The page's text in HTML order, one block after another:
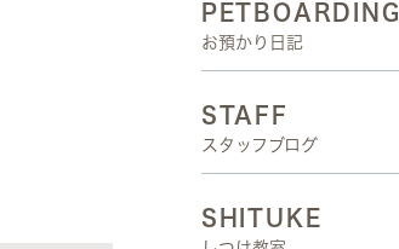
PETBOARDING
お預かり日記
STAFF
スタッフブログ
SHITUKE